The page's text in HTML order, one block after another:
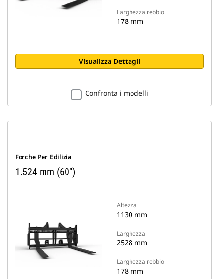
Larghezza rebbio
178 mm
Visualizza Dettagli
Confronta i modelli
Forche Per Edilizia
1.524 mm (60")
Altezza
1130 mm
Larghezza
2528 mm
Larghezza rebbio
178 mm